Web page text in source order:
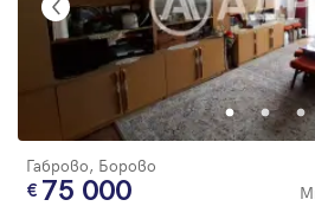
Габрово, Борово
75 000